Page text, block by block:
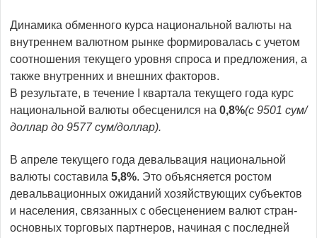
Динамика обменного курса национальной валюты на
внутреннем валютном рынке формировалась с учетом
соотношения текущего уровня спроса и предложения, а
также внутренних и внешних факторов.
В результате, в течение I квартала текущего года курс
национальной валюты обесценился на 0,8%(с 9501 сум/
доллар до 9577 сум/доллар).
В апреле текущего года девальвация национальной
валюты составила 5,8%. Это объясняется ростом
девальвационных ожиданий хозяйствующих субъектов
и населения, связанных с обесценением валют стран-
основных торговых партнеров, начиная с последней